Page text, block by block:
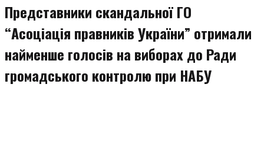
Представники скандальної ГО
“Асоціація правників України” отримали
найменше голосів на виборах до Ради
громадського контролю при НАБУ